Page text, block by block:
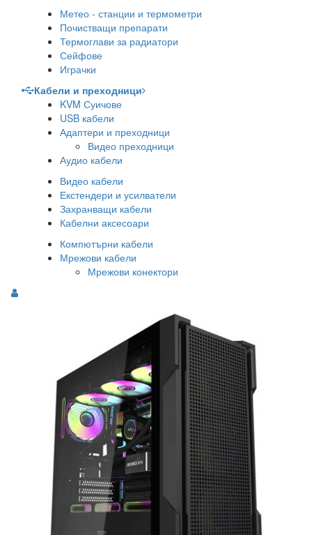
Метео - станции и термометри
Почистващи препарати
Термоглави за радиатори
Сейфове
Играчки
Кабели и преходници
KVM Суичове
USB кабели
Адаптери и преходници
Видео преходници
Аудио кабели
Видео кабели
Екстендери и усилватели
Захранващи кабели
Кабелни аксесоари
Компютърни кабели
Мрежови кабели
Мрежови конектори